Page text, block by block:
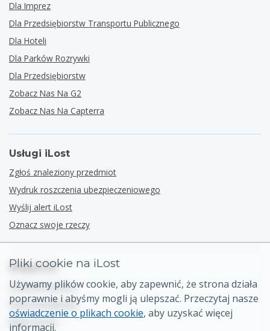
Dla Imprez
Dla Przedsiębiorstw Transportu Publicznego
Dla Hoteli
Dla Parków Rozrywki
Dla Przedsiębiorstw
Zobacz Nas Na G2
Zobacz Nas Na Capterra
Usługi iLost
Zgłoś znaleziony przedmiot
Wydruk roszczenia ubezpieczeniowego
Wyślij alert iLost
Oznacz swoje rzeczy
Wsparcie
Centrum Pomocy
Dane kontaktowe
Mapa strony
Pliki cookie na iLost
Używamy plików cookie, aby zapewnić, że strona działa
poprawnie i abyśmy mogli ją ulepszać. Przeczytaj nasze
oświadczenie o plikach cookie, aby uzyskać więcej
informacji.